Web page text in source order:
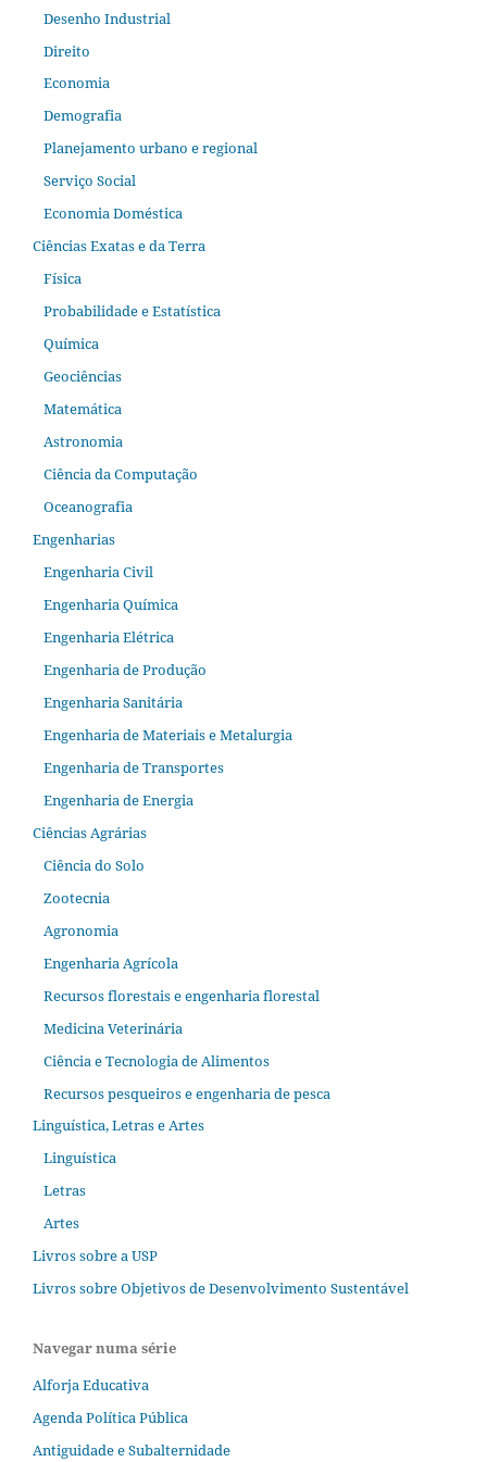
Desenho Industrial
Direito
Economia
Demografia
Planejamento urbano e regional
Serviço Social
Economia Doméstica
Ciências Exatas e da Terra
Física
Probabilidade e Estatística
Química
Geociências
Matemática
Astronomia
Ciência da Computação
Oceanografia
Engenharias
Engenharia Civil
Engenharia Química
Engenharia Elétrica
Engenharia de Produção
Engenharia Sanitária
Engenharia de Materiais e Metalurgia
Engenharia de Transportes
Engenharia de Energia
Ciências Agrárias
Ciência do Solo
Zootecnia
Agronomia
Engenharia Agrícola
Recursos florestais e engenharia florestal
Medicina Veterinária
Ciência e Tecnologia de Alimentos
Recursos pesqueiros e engenharia de pesca
Linguística, Letras e Artes
Linguística
Letras
Artes
Livros sobre a USP
Livros sobre Objetivos de Desenvolvimento Sustentável
Navegar numa série
Alforja Educativa
Agenda Política Pública
Antiguidade e Subalternidade